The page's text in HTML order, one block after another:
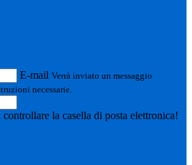
E-mail Verrà inviato un messaggio
necessarie.
la casella di posta elettronica!